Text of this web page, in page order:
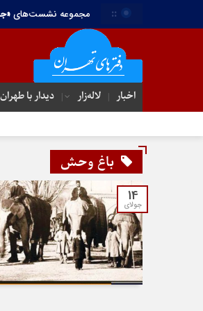
:: مجموعه نشست‌های
اخبار لاله‌زار دیدار با طهران
باغ وحش
14
جولای